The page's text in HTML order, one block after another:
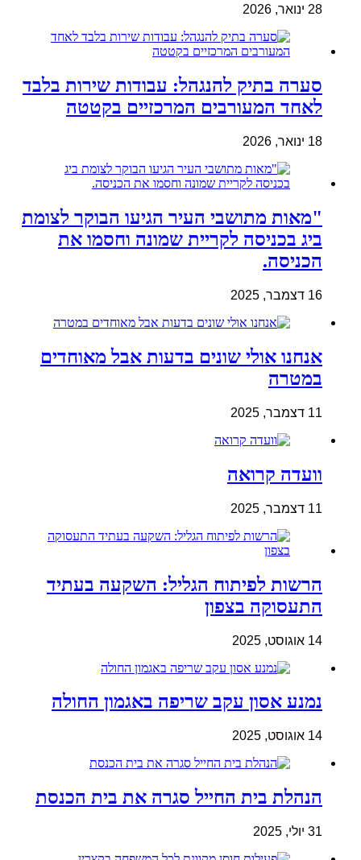
28 ינואר, 2026
סערה בתיק להנגהל: עבודות שירות בלבד
לאחד המעורבים המרכזיים בקטטה
18 ינואר, 2026
"מאות מתושבי העיר הגיעו הבוקר לצומת
ביג בכניסה לקריית שמונה וחסמו את
הכניסה.
16 דצמבר, 2025
אנחנו אולי שונים בדעות אבל מאוחדים
במטרה
11 דצמבר, 2025
וועדה קרואה
11 דצמבר, 2025
הרשות לפיתוח הגליל: השקעה בעתיד
התעסוקה בצפון
14 אוגוסט, 2025
נמנע אסון עקב שריפה באגמון החולה
14 אוגוסט, 2025
הנהלת בית החייל סגרה את בית הכנסת
31 יולי, 2025